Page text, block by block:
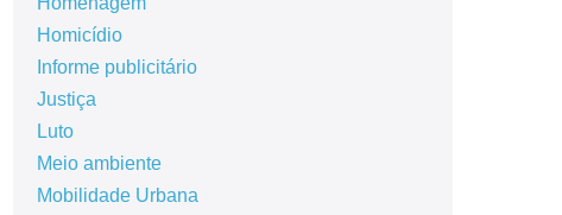
Homicídio
Informe publicitário
Justiça
Luto
Meio ambiente
Mobilidade Urbana